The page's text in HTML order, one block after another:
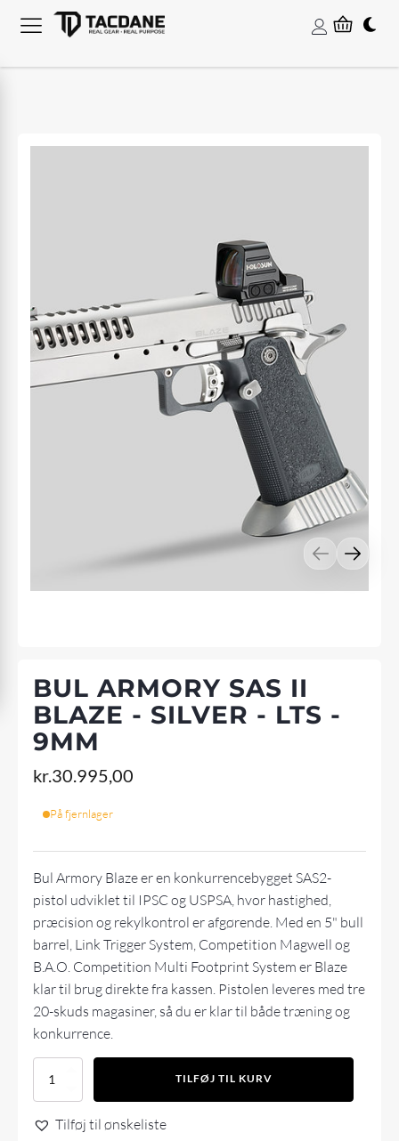
BUL ARMORY SAS II
BLAZE - SILVER - LTS -
9MM
kr.30.995,00
På fjernlager
Bul Armory Blaze er en konkurrencebygget SAS2-
pistol udviklet til IPSC og USPSA, hvor hastighed,
præcision og rekylkontrol er afgørende. Med en 5" bull
barrel, Link Trigger System, Competition Magwell og
B.A.O. Competition Multi Footprint System er Blaze
klar til brug direkte fra kassen. Pistolen leveres med tre
20-skuds magasiner, så du er klar til både træning og
konkurrence.
SAS
II
TILFØJ TIL KURV
Tilføj til ønskeliste